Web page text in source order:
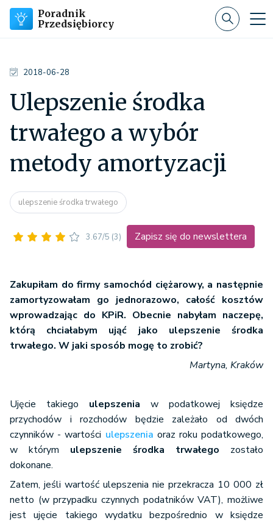
Poradnik
Przedsiębiorcy
2018-06-28
Ulepszenie środka
trwałego a wybór
metody amortyzacji
ulepszenie środka trwałego
3.67/5 (3) Zapisz się do newslettera
Zakupiłam do firmy samochód ciężarowy, a następnie
zamortyzowałam go jednorazowo, całość kosztów
wprowadzając do KPiR. Obecnie nabyłam naczepę,
którą chciałabym ująć jako ulepszenie środka
trwałego. W jaki sposób mogę to zrobić?
Martyna, Kraków
Ujęcie takiego ulepszenia w podatkowej księdze
przychodów i rozchodów będzie zależało od dwóch
czynników - wartości ulepszenia oraz roku podatkowego,
w którym ulepszenie środka trwałego zostało
dokonane.
Zatem, jeśli wartość ulepszenia nie przekracza 10 000 zł
netto (w przypadku czynnych podatników VAT), możliwe
jest ujęcie takiego wydatku bezpośrednio w księdze